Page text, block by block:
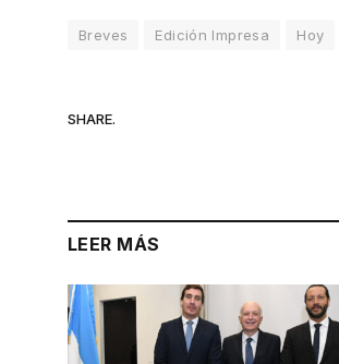
Breves Edición Impresa Hoy
SHARE.
LEER MÁS